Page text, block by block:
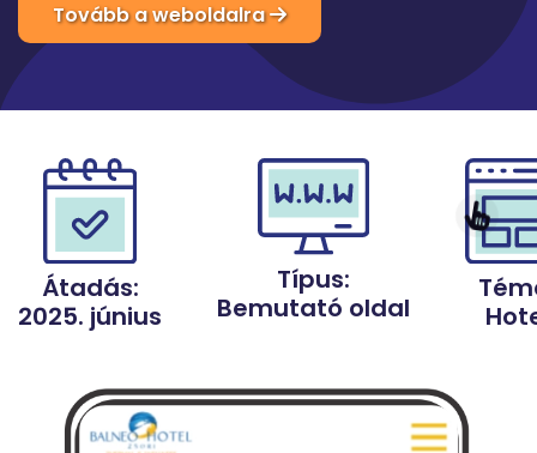
Tovább a weboldalra
Átadás:
2025. június
Típus:
Bemutató oldal